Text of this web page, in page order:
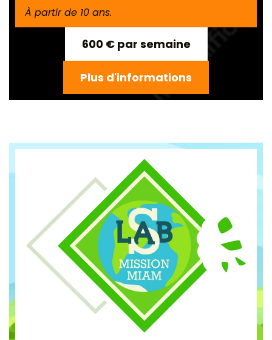
À partir de 10 ans.
600 € par semaine
Plus d'informations